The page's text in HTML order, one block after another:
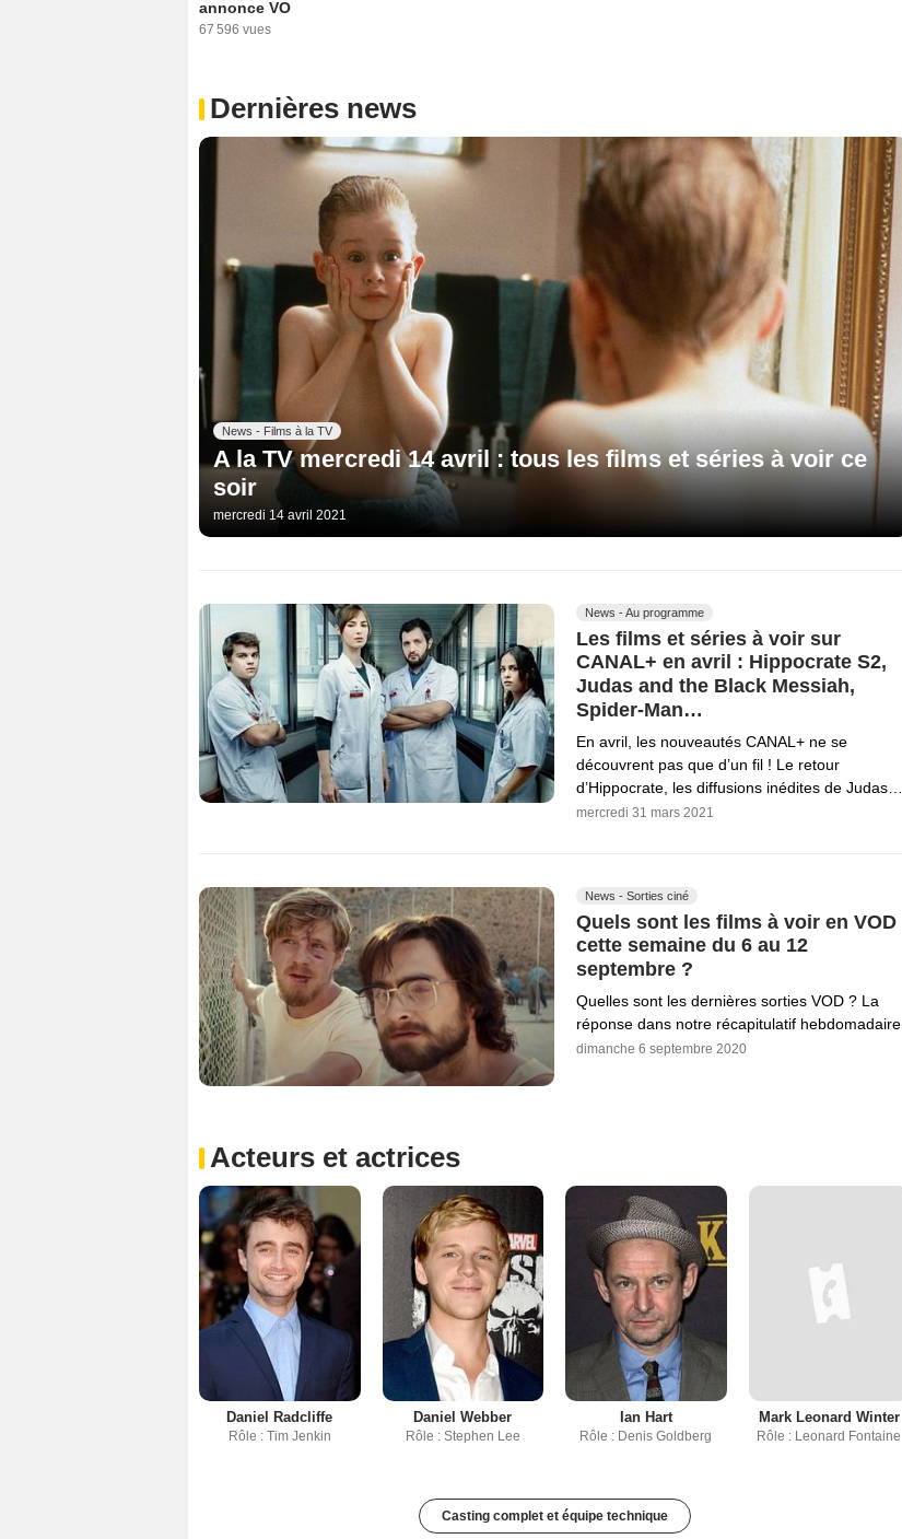
annonce VO
67 596 vues
Dernières news
News - Films à la TV
A la TV mercredi 14 avril : tous les films et séries à voir ce
soir
mercredi 14 avril 2021
News - Au programme
Les films et séries à voir sur
CANAL+ en avril : Hippocrate S2,
Judas and the Black Messiah,
Spider-Man…
En avril, les nouveautés CANAL+ ne se
découvrent pas que d’un fil ! Le retour
d’Hippocrate, les diffusions inédites de Judas…
mercredi 31 mars 2021
News - Sorties ciné
Quels sont les films à voir en VOD
cette semaine du 6 au 12
septembre ?
Quelles sont les dernières sorties VOD ? La
réponse dans notre récapitulatif hebdomadaire.
dimanche 6 septembre 2020
Acteurs et actrices
Daniel Radcliffe
Rôle : Tim Jenkin
Daniel Webber
Rôle : Stephen Lee
Ian Hart
Rôle : Denis Goldberg
Mark Leonard Winter
Rôle : Leonard Fontaine
Casting complet et équipe technique